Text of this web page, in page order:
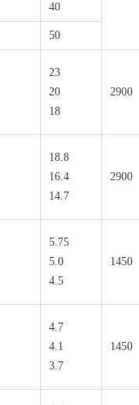
40
50
23
20
18
2900
18.8
16.4
14.7
2900
5.75
5.0
4.5
1450
4.7
4.1
3.7
1450